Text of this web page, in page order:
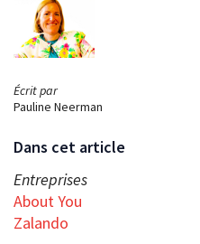
Écrit par
Pauline Neerman
Dans cet article
Entreprises
About You
Zalando